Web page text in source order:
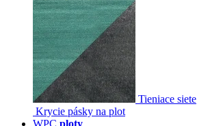
Tieniace siete
Krycie pásky na plot
WPC ploty